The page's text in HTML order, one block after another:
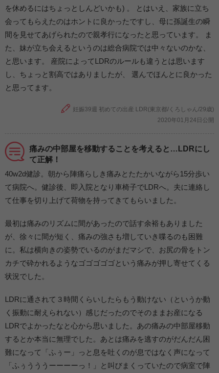
を休めるにはちょっとしんどいかも) 。 とはいえ、家族に立ち
会ってもらえたのはホントに良かったですし、母に孫誕生の瞬
間を見せてあげられたので親孝行になったと思っています。 ま
た、妹が立ち会えるというのは総合病院では中々ないのかな、
と思います。 産院によってLDRのルールも違うとは思います
し、ちょっと割高ではありましたが、 選んでほんとに良かった
と思ってます。
妊娠39週 初めての出産 LDR(東京都/くろしゃん/29歳)
2020年01月24日公開
痛みの中部屋を移動することを考えると…LDRにし
て正解！
40w2d健診。朝から陣痛らしき痛みとたたかいながら15分歩い
て病院へ。健診後、即入院となり車椅子でLDRへ。夫に連絡し
て仕事を切り上げて荷物を持ってきてもらいました。
最初は痛みのリズムに間があったので話す余裕もありました
が、徐々に間が短く、痛みの強さも増していき喋るのも困難
に。私は横向きの姿勢でいるのがまだマシで、お尻の骨をトン
カチで砕かれるようなゴゴゴゴゴという痛みが押し寄せてくる
状況でした。
LDRに通されて３時間くらいしたらもう動けない（というか動
く振動に耐えられない）感じだったのでそのままお産になる
LDRでよかったなと心から思いました。あの痛みの中部屋移動
するとか本当に無理でした。あとは痛みを逃すのがだんだん困
難になって「ふぅー」っと息を吐くのが息ではなく声になって
「ふぅうううーーーーっ！」と叫びまくっていたので病室で陣